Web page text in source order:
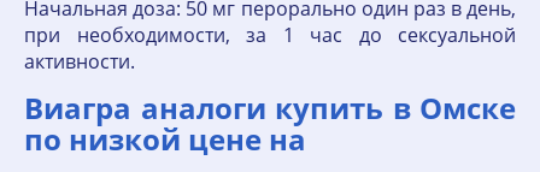
Начальная доза: 50 мг перорально один раз в день,
при необходимости, за 1 час до сексуальной
активности.
Виагра аналоги купить в Омске
по низкой цене на